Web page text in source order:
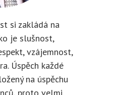
si zakládá na
je slušnost,
vzájemnost,
Úspěch každé
na úspěchu